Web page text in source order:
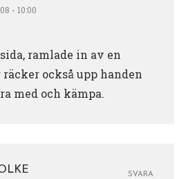
- 10:00
ramlade in av en
räcker också upp handen
med och kämpa.
SVARA